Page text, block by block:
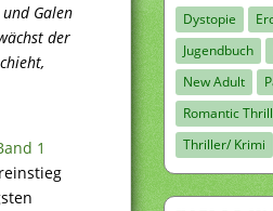
Galen
der
1
Dystopie
Jugendbuch
New Adult
Romantic Thrill
Thriller/ Krimi